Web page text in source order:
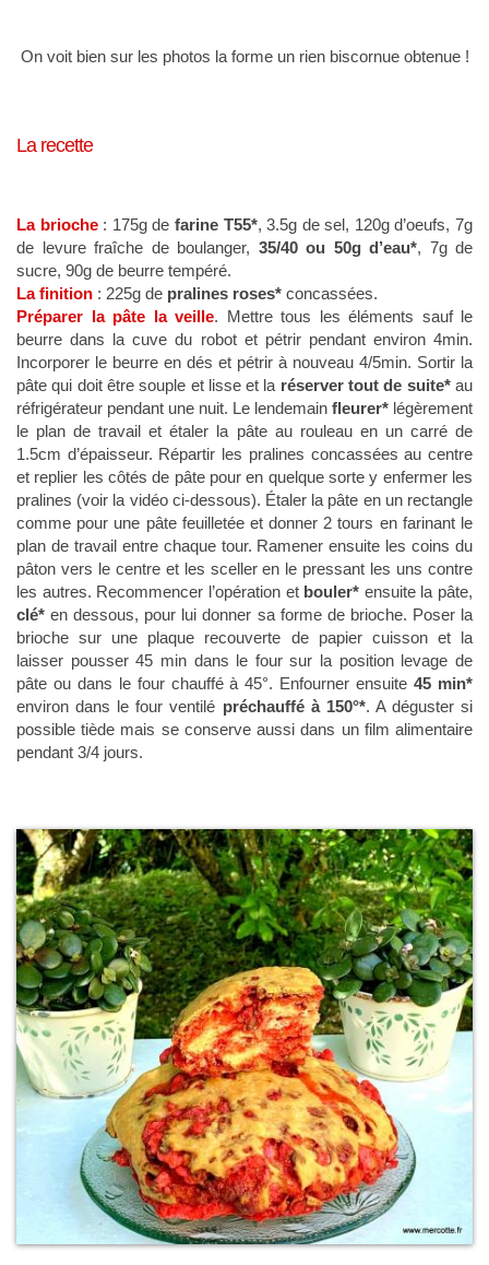
On voit bien sur les photos la forme un rien biscornue obtenue !
La recette
La brioche: 175g de farine T55*, 3.5g de sel, 120g d’oeufs, 7g
de levure fraîche de boulanger, 35/40 ou 50g d’eau*, 7g de
sucre, 90g de beurre tempéré.
La finition : 225g de pralines roses* concassées.
Préparer la pâte la veille. Mettre tous les éléments sauf le
beurre dans la cuve du robot et pétrir pendant environ 4min.
Incorporer le beurre en dés et pétrir à nouveau 4/5min. Sortir la
pâte qui doit être souple et lisse et la réserver tout de suite*au
réfrigérateur pendant une nuit. Le lendemain fleurer* légèrement
le plan de travail et étaler la pâte au rouleau en un carré de
1.5cm d’épaisseur. Répartir les pralines concassées au centre
et replier les côtés de pâte pour en quelque sorte y enfermer les
pralines (voir la vidéo ci-dessous). Étaler la pâte en un rectangle
comme pour une pâte feuilletée et donner 2 tours en farinant le
plan de travail entre chaque tour. Ramener ensuite les coins du
pâton vers le centre et les sceller en le pressant les uns contre
les autres. Recommencer l’opération etbouler* ensuite la pâte,
clé*en dessous, pour lui donner sa forme de brioche. Poser la
brioche sur une plaque recouverte de papier cuisson et la
laisser pousser 45 min dans le four sur la position levage de
pâte ou dans le four chauffé à 45°. Enfourner ensuite45 min*
environ dans le four ventilé préchauffé à 150°*. A déguster si
possible tiède mais se conserve aussi dans un film alimentaire
pendant 3/4 jours.